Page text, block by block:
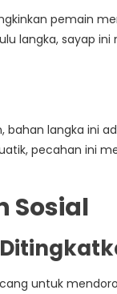
pemain
langka, sayap
bahan langka ini
pecahan ini
Sosial
untuk